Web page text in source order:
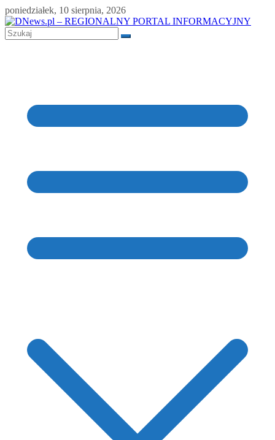
Skip
to
content
poniedziałek, 10 sierpnia, 2026